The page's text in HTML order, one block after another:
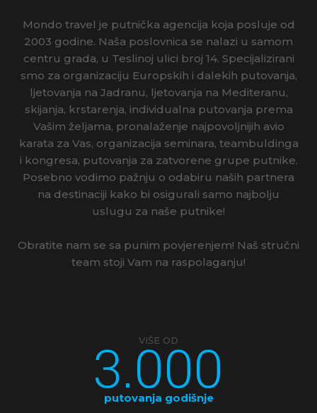
WELLNESS FIRST MINUTE
BLUESUN HOTELI
LIBURNIA HOTELI
Mondo travel je putnička agencija koja posluje od
2003 godine. Naša poslovnica se nalazi u samom
centru grada, u Teslinoj ulici broj 14. Specijalizirani
smo za organizaciju Europskih i dalekih putovanja,
ljetovanja na Jadranu, ljetovanja na Mediteranu,
skijanja, krstarenja, individualna putovanja prema
Vašim željama, pronalaženje najpovoljnijih avio
karata za Vas, organizacija seminara, teambuldinga
i kongresa, putovanja za zatvorene grupe putnike.
Posebno vodimo pažnju o odabiru naših partnera
na destinaciji kako bi osigurali samo najbolju
uslugu za naše putnike!
Obratite nam se sa punim povjerenjem! Naš stručni
team stoji Vam na raspolaganju!
VIŠE OD
3.000
putovanja godišnje